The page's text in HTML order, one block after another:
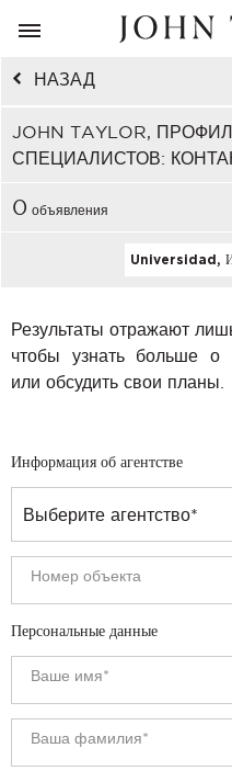
НАЗАД
JOHN TAYLOR,
СПЕЦИАЛИСТОВ:
0 объявления
Universidad,
Результаты отражают
чтобы узнать больше о
или обсудить свои планы.
Информация об агентстве
Персональные данные